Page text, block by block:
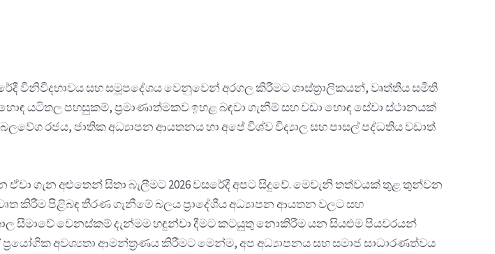
විනිවිදභාවය සහ සමූපදේශය වෙනුවෙන් අරගල කිරීමට ශාස්ත්‍රාලිකයන්, වෘත්තීය සමිති
යටිතල පහසුකම්, ප්‍රමාණාත්මකව ඉහළ බඳවා ගැනීම් සහ වඩා හොඳ සේවා ස්ථානයක්
රජය, ජාතික අධ්‍යාපන ආයතනය හා අපේ විශ්ව විද්‍යාල සහ පාසල් පද්ධතිය වඩාත්
ගැන අළුතෙන් සිතා බැලීමට 2026 වසරේදී අපට සිදුවේ. මෙවැනි තත්වයක් තුළ තුන්වන
කිරීම පිළිබඳ තීරණ ගැනීමේ බලය ප්‍රාදේශීය අධ්‍යාපන ආයතන වලට සහ
සීමාවේ වෙනස්කම් දැන්මම හඳුන්වා දීමට කටයුතු නොකිරීම යන සියළුම පියවරයන්
අවශ්‍යතා ආමන්ත්‍රණය කිරීමට මෙන්ම, අප අධ්‍යාපනය සහ සමාජ සාධාරණත්වය